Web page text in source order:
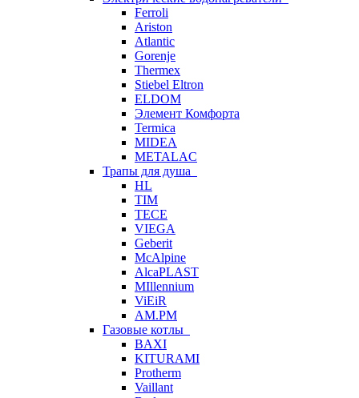
Ferroli
Ariston
Atlantic
Gorenje
Thermex
Stiebel Eltron
ELDOM
Элемент Комфорта
Termica
MIDEA
METALAC
Трапы для душа
HL
TIM
TECE
VIEGA
Geberit
McAlpine
AlcaPLAST
MIllennium
ViEiR
AM.PM
Газовые котлы
BAXI
KITURAMI
Protherm
Vaillant